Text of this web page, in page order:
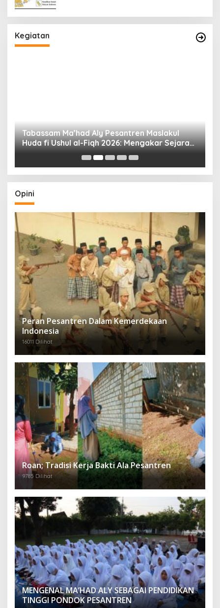
Kegiatan
Tabassam Ma’had Aly Pesantren Maslakul
Huda fi Ushul al-Fiqh 2026: Mengakar Sejarah,
Menjangkau Peradaban”
Opini
Peran Pesantren Dalam Kemerdekaan
Indonesia
16011 Dilihat
Roan; Tradisi Kerja Bakti Ala Pesantren
9785 Dilihat
MENGENAL MA’HAD ALY SEBAGAI PENDIDIKAN
TINGGI PONDOK PESANTREN